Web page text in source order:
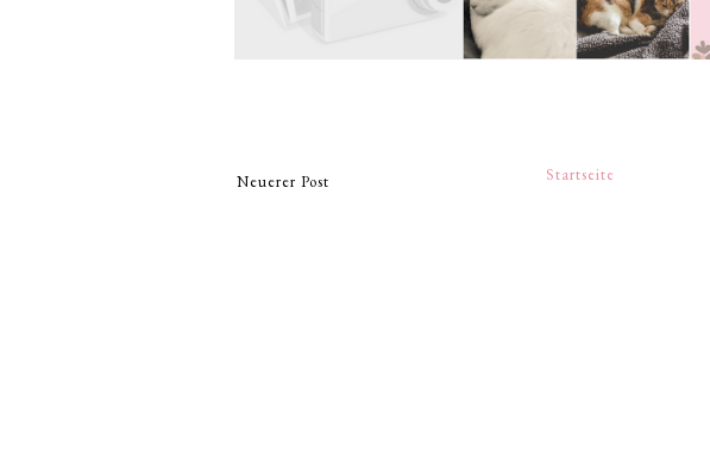
Neuerer Post Startseite